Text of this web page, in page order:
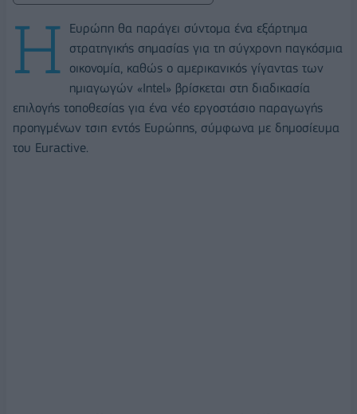
Η
Ευρώπη θα παράγει σύντομα ένα εξάρτημα
στρατηγικής σημασίας για τη σύγχρονη παγκόσμια
οικονομία, καθώς ο αμερικανικός γίγαντας των
ημιαγωγών «Intel» βρίσκεται στη διαδικασία
επιλογής τοποθεσίας για ένα νέο εργοστάσιο παραγωγής
προηγμένων τσιπ εντός Ευρώπης, σύμφωνα με δημοσίευμα
του Euractive.